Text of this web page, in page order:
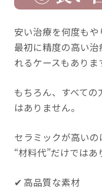
安い治療を何度もや
最初に精度の高い
れるケースもありま
もちろん、すべて
はありません。
セラミックが高いの
“材料代”だけではあ
✔ 高品質な素材